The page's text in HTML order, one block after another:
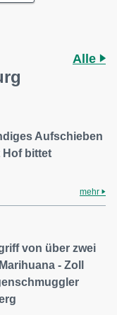
Alle
Aufschieben
Hof bittet
mehr
von über zwei
- Zoll